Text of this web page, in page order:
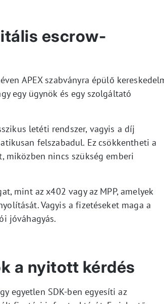
escrow-
APEX szabványra épülő
egy ügynök és egy szolgáltató
letéti rendszer, vagyis a díj
felszabadul. Ez csökkentheti a
miközben nincs szükség emberi
mint az x402 vagy az MPP, amelyek
Vagyis a fizetéseket maga a
jóváhagyás.
a nyitott kérdés
egyetlen SDK-ben egyesíti az